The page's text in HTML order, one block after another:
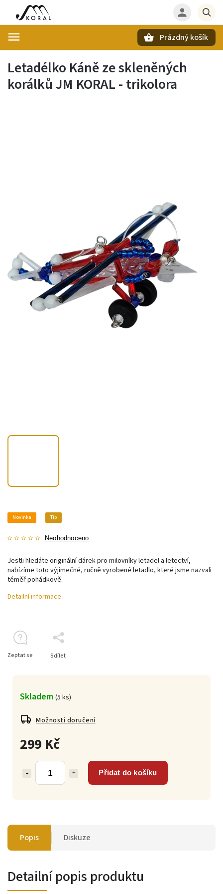
Prázdný košík
Letadélko Káně ze skleněných
korálků JM KORAL - trikolora
Novinka Tip
Neohodnoceno
299 Kč
Přidat do košíku
Skladem (5 ks)
Možnosti doručení
Jestli hledáte originální dárek pro milovníky letadel a letectví,
nabízíme toto výjimečné, ručně vyrobené letadlo, které jsme nazvali
téměř pohádkově.
Detailní informace
Zeptat se Sdílet
Popis Diskuze
Detailní popis produktu